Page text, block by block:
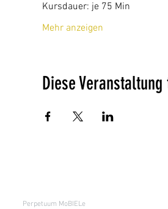
Kursdauer: je 75 Min
Mehr anzeigen
Diese
Perpetuum MoBIELe